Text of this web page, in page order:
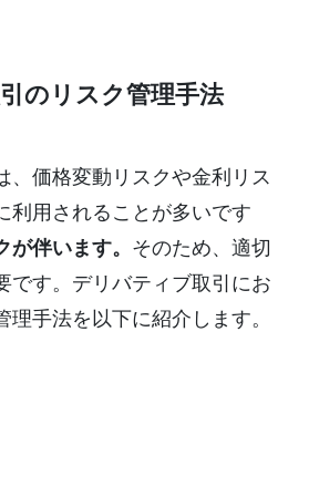
のリスク管理手法
、価格変動リスクや金利リス
利用されることが多いです
伴います。 そのため、適切
です。デリバティブ取引にお
手法を以下に紹介します。